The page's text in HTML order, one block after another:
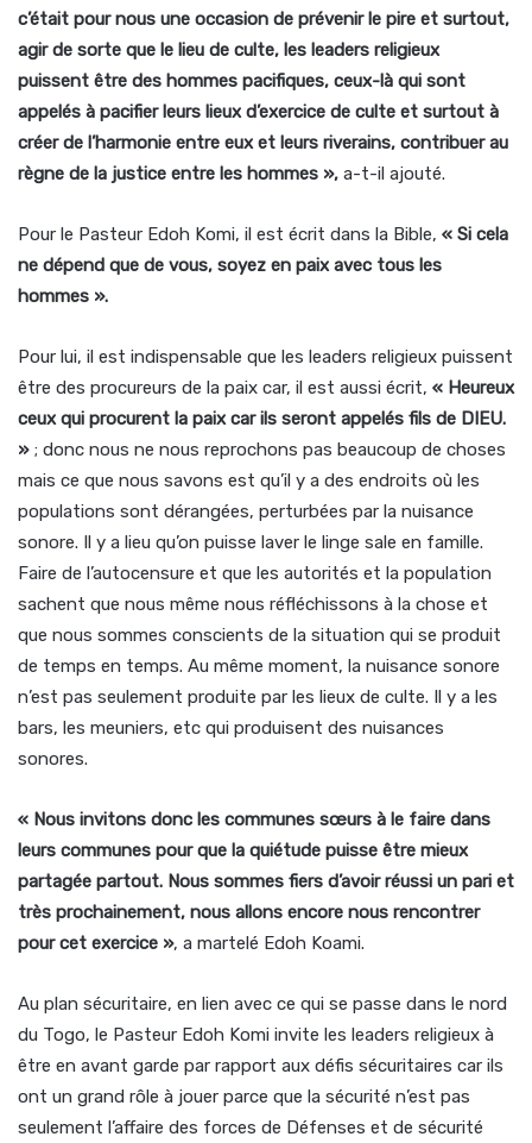
c’était pour nous une occasion de prévenir le pire et surtout,
agir de sorte que le lieu de culte, les leaders religieux
puissent être des hommes pacifiques, ceux-là qui sont
appelés à pacifier leurs lieux d’exercice de culte et surtout à
créer de l’harmonie entre eux et leurs riverains, contribuer au
règne de la justice entre les hommes », a-t-il ajouté.
Pour le Pasteur Edoh Komi, il est écrit dans la Bible, « Si cela
ne dépend que de vous, soyez en paix avec tous les
hommes ».
Pour lui, il est indispensable que les leaders religieux puissent
être des procureurs de la paix car, il est aussi écrit, « Heureux
ceux qui procurent la paix car ils seront appelés fils de DIEU.
»; donc nous ne nous reprochons pas beaucoup de choses
mais ce que nous savons est qu’il y a des endroits où les
populations sont dérangées, perturbées par la nuisance
sonore. Il y a lieu qu’on puisse laver le linge sale en famille.
Faire de l’autocensure et que les autorités et la population
sachent que nous même nous réfléchissons à la chose et
que nous sommes conscients de la situation qui se produit
de temps en temps. Au même moment, la nuisance sonore
n’est pas seulement produite par les lieux de culte. Il y a les
bars, les meuniers, etc qui produisent des nuisances
sonores.
« Nous invitons donc les communes sœurs à le faire dans
leurs communes pour que la quiétude puisse être mieux
partagée partout. Nous sommes fiers d’avoir réussi un pari et
très prochainement, nous allons encore nous rencontrer
pour cet exercice », a martelé Edoh Koami.
Au plan sécuritaire, en lien avec ce qui se passe dans le nord
du Togo, le Pasteur Edoh Komi invite les leaders religieux à
être en avant garde par rapport aux défis sécuritaires car ils
ont un grand rôle à jouer parce que la sécurité n’est pas
seulement l’affaire des forces de Défenses et de sécurité